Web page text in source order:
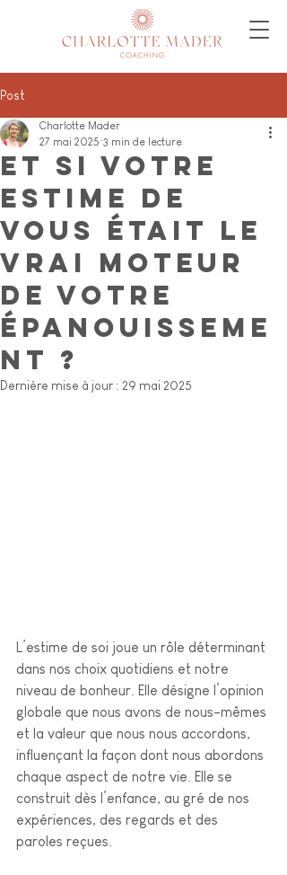
Post
Et si votre
estime de
vous était le
vrai moteur
de votre
épanouisseme
nt ?
Charlotte Mader
27 mai 2025 3 min de lecture
Dernière mise à jour : 29 mai 2025
L’estime de soi joue un rôle déterminant
dans nos choix quotidiens et notre
niveau de bonheur. Elle désigne l’opinion
globale que nous avons de nous-mêmes
et la valeur que nous nous accordons,
influençant la façon dont nous abordons
chaque aspect de notre vie. Elle se
construit dès l’enfance, au gré de nos
expériences, des regards et des
paroles reçues.